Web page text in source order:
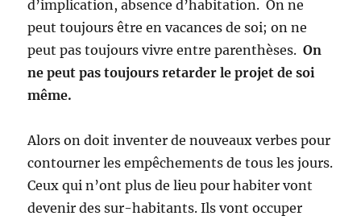
d’implication, absence d’habitation. On ne
peut toujours être en vacances de soi; on ne
peut pas toujours vivre entre parenthèses.On
ne peut pas toujours retarder le projet de soi
même.
Alors on doit inventer de nouveaux verbes pour
contourner les empêchements de tous les jours.
Ceux qui n’ont plus de lieu pour habiter vont
devenir des sur-habitants. Ils vont occuper